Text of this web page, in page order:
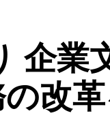
Italia (Italiano)
Nederlands (English)
企業
改